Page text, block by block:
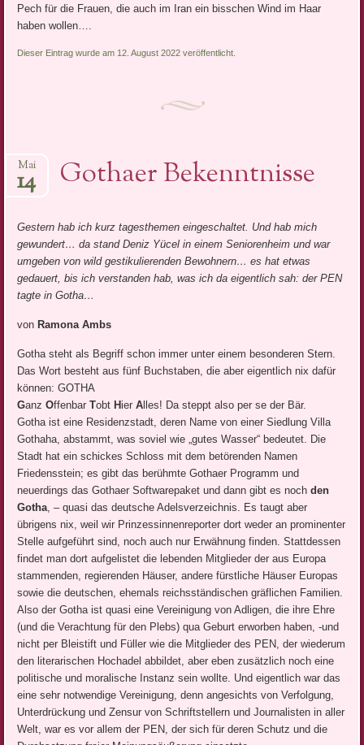
Pech für die Frauen, die auch im Iran ein bisschen Wind im Haar
haben wollen….
Dieser Eintrag wurde am 12. August 2022 veröffentlicht.
Gothaer Bekenntnisse
Mai
14
Gestern hab ich kurz tagesthemen eingeschaltet. Und hab mich
gewundert… da stand Deniz Yücel in einem Seniorenheim und war
umgeben von wild gestikulierenden Bewohnern… es hat etwas
gedauert, bis ich verstanden hab, was ich da eigentlich sah: der PEN
tagte in Gotha…
von Ramona Ambs
Gotha steht als Begriff schon immer unter einem besonderen Stern.
Das Wort besteht aus fünf Buchstaben, die aber eigentlich nix dafür
können: GOTHA
GanzOffenbarTobt HierA lles! Da steppt also per se der Bär.
Gotha ist eine Residenzstadt, deren Name von einer Siedlung Villa
Gothaha, abstammt, was soviel wie „gutes Wasser“ bedeutet. Die
Stadt hat ein schickes Schloss mit dem betörenden Namen
Friedensstein; es gibt das berühmte Gothaer Programm und
neuerdings das Gothaer Softwarepaket und dann gibt es nochden
Gotha , – quasi das deutsche Adelsverzeichnis. Es taugt aber
übrigens nix, weil wir Prinzessinnenreporter dort weder an prominenter
Stelle aufgeführt sind, noch auch nur Erwähnung finden. Stattdessen
findet man dort aufgelistet die lebenden Mitglieder der aus Europa
stammenden, regierenden Häuser, andere fürstliche Häuser Europas
sowie die deutschen, ehemals reichsständischen gräflichen Familien.
Also der Gotha ist quasi eine Vereinigung von Adligen, die ihre Ehre
(und die Verachtung für den Plebs) qua Geburt erworben haben, -und
nicht per Bleistift und Füller wie die Mitglieder des PEN, der wiederum
den literarischen Hochadel abbildet, aber eben zusätzlich noch eine
politische und moralische Instanz sein wollte. Und eigentlich war das
eine sehr notwendige Vereinigung, denn angesichts von Verfolgung,
Unterdrückung und Zensur von Schriftstellern und Journalisten in aller
Welt, war es vor allem der PEN, der sich für deren Schutz und die